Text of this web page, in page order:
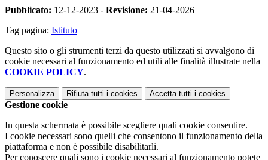
Pubblicato: 12-12-2023 - Revisione: 21-04-2026
Tag pagina: Istituto
Questo sito o gli strumenti terzi da questo utilizzati si avvalgono di
cookie necessari al funzionamento ed utili alle finalità illustrate nella
COOKIE POLICY.
Personalizza Rifiuta tutti i cookies Accetta tutti i cookies
Gestione cookie
In questa schermata è possibile scegliere quali cookie consentire.
I cookie necessari sono quelli che consentono il funzionamento della
piattaforma e non è possibile disabilitarli.
Per conoscere quali sono i cookie necessari al funzionamento potete